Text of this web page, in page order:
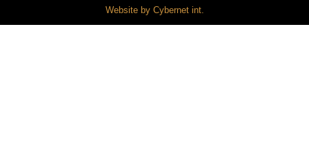
Website by Cybernet int.